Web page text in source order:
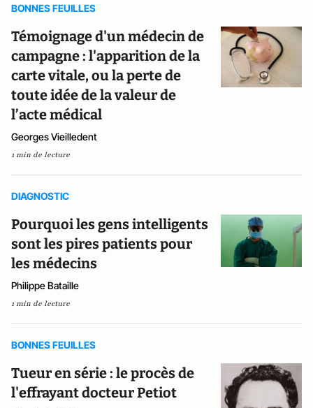
BONNES FEUILLES
Témoignage d'un médecin de
campagne : l'apparition de la
carte vitale, ou la perte de
toute idée de la valeur de
l’acte médical
Georges Vieilledent
1 min de lecture
DIAGNOSTIC
Pourquoi les gens intelligents
sont les pires patients pour
les médecins
Philippe Bataille
1 min de lecture
BONNES FEUILLES
Tueur en série : le procès de
l'effrayant docteur Petiot